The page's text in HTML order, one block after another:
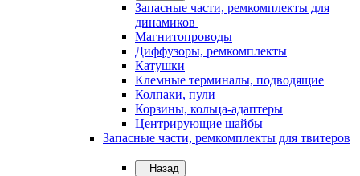
Запасные части, ремкомплекты для
динамиков
Магнитопроводы
Диффузоры, ремкомплекты
Катушки
Клемные терминалы, подводящие
Колпаки, пули
Корзины, кольца-адаптеры
Центрирующие шайбы
Запасные части, ремкомплекты для твитеров
Назад